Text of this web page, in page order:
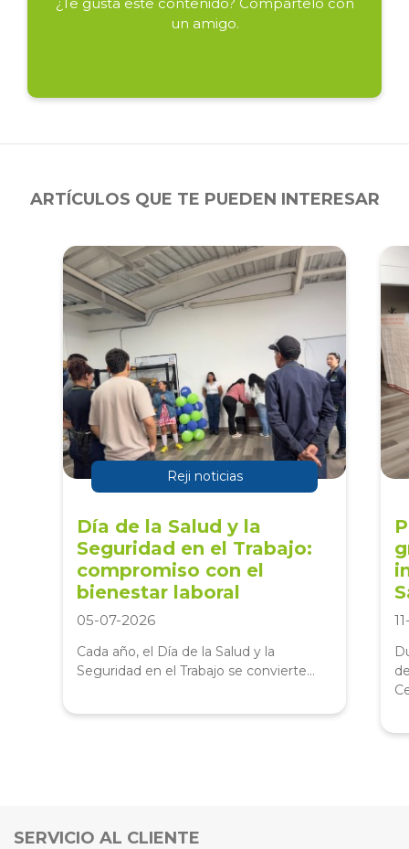
un amigo.
ARTÍCULOS QUE TE PUEDEN INTERESAR
Día de la Salud y la
Seguridad en el Trabajo:
compromiso con el
bienestar laboral
05-07-2026
Cada año, el Día de la Salud y la
Seguridad en el Trabajo se convierte...
Reji noticias
SERVICIO AL CLIENTE